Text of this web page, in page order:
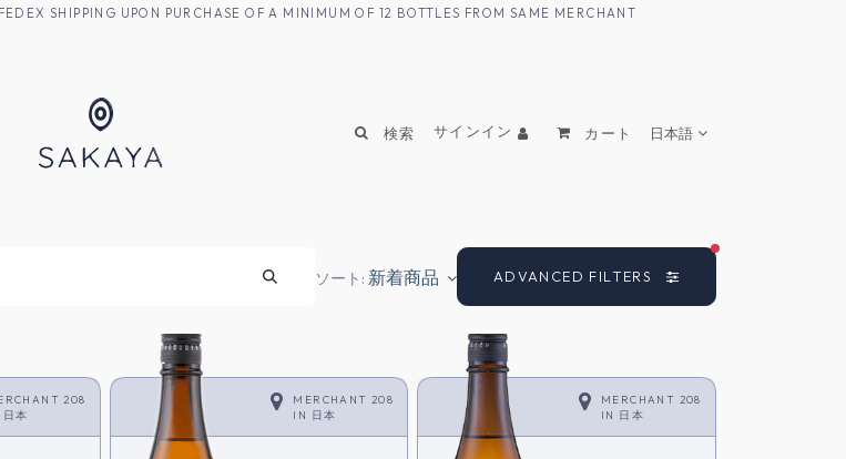
SHIPPING UPON PURCHASE OF A MINIMUM OF 12 BOTTLES FROM SAME MERCHANT
検索 サインイン カート 日本語
ソート: 新着商品 ADVANCED FILTERS
FILTERS ACTIVE
208
日本
MERCHANT 208
IN 日本
MERCHANT 208
IN 日本